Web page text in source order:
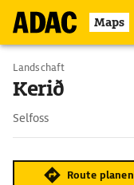
Maps
Landschaft
Kerið
Selfoss
Route planen